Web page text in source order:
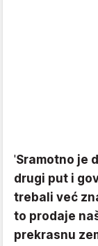
'Sramotno je
drugi put i
trebali već
to prodaje
prekrasnu